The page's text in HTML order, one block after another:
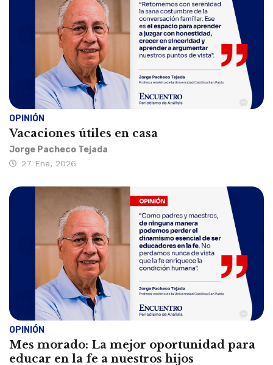
OPINIÓN
Vacaciones útiles en casa
Jorge Pacheco Tejada
27 Ene, 2026
OPINIÓN
Mes morado: La mejor oportunidad para
educar en la fe a nuestros hijos